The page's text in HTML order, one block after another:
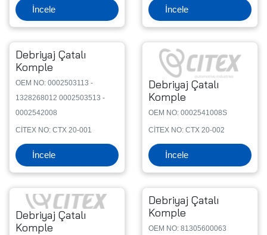
İncele İncele
Debriyaj Çatalı
Komple
OEM NO: 0002503113 -
1328268012 0002503513 -
0002542008
CİTEX NO: CTX 20-001
İncele
Debriyaj Çatalı
Komple
OEM NO: 0002541008S
CİTEX NO: CTX 20-002
İncele
Debriyaj Çatalı
Komple
Debriyaj Çatalı
Komple
OEM NO: 81305600063